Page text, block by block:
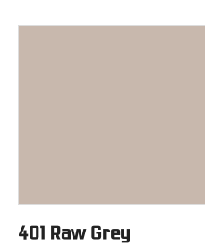
401 Raw Grey